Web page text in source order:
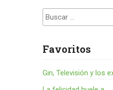
Buscar:
Favoritos
Gin, Televisión y los